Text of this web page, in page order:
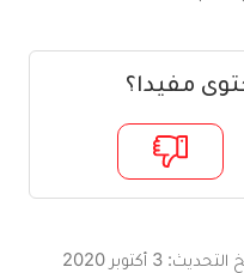
مفيدا؟
التحديث: 3 أكتوبر 2020